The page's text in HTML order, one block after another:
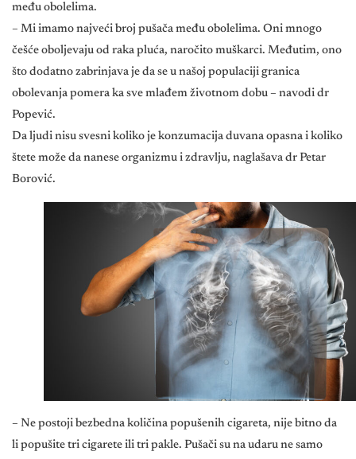
među obolelima.
– Mi imamo najveći broj pušača među obolelima. Oni mnogo
češće oboljevaju od raka pluća, naročito muškarci. Međutim, ono
što dodatno zabrinjava je da se u našoj populaciji granica
obolevanja pomera ka sve mlađem životnom dobu – navodi dr
Popević.
Da ljudi nisu svesni koliko je konzumacija duvana opasna i koliko
štete može da nanese organizmu i zdravlju, naglašava dr Petar
Borović.
– Ne postoji bezbedna količina popušenih cigareta, nije bitno da
li popušite tri cigarete ili tri pakle. Pušači su na udaru ne samo